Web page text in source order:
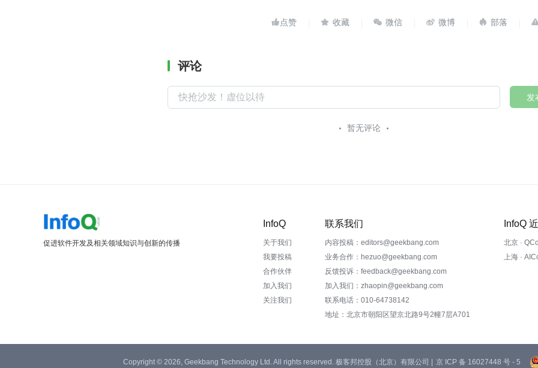
    
评论
发
暂无评论
促进软件开发及相关领域知识与创新的传播
InfoQ
关于我们
我要投稿
合作伙伴
加入我们
关注我们
联系我们
内容投稿：editors@geekbang.com
业务合作：hezuo@geekbang.com
反馈投诉：feedback@geekbang.com
加入我们：zhaopin@geekbang.com
联系电话：010-64738142
地址：北京市朝阳区望京北路9号2幢7层A701
InfoQ
北京 ·
上海 ·
Copyright © 2026, Geekbang Technology Ltd. All rights reserved. 极客邦控股（北京）有限公司 | 京 ICP 备 16027448 号 - 5